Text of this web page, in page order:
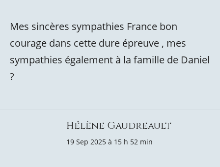
Mes sincères sympathies France bon
courage dans cette dure épreuve , mes
sympathies également à la famille de Daniel
?
Hélène Gaudreault
19 Sep 2025 à 15 h 52 min